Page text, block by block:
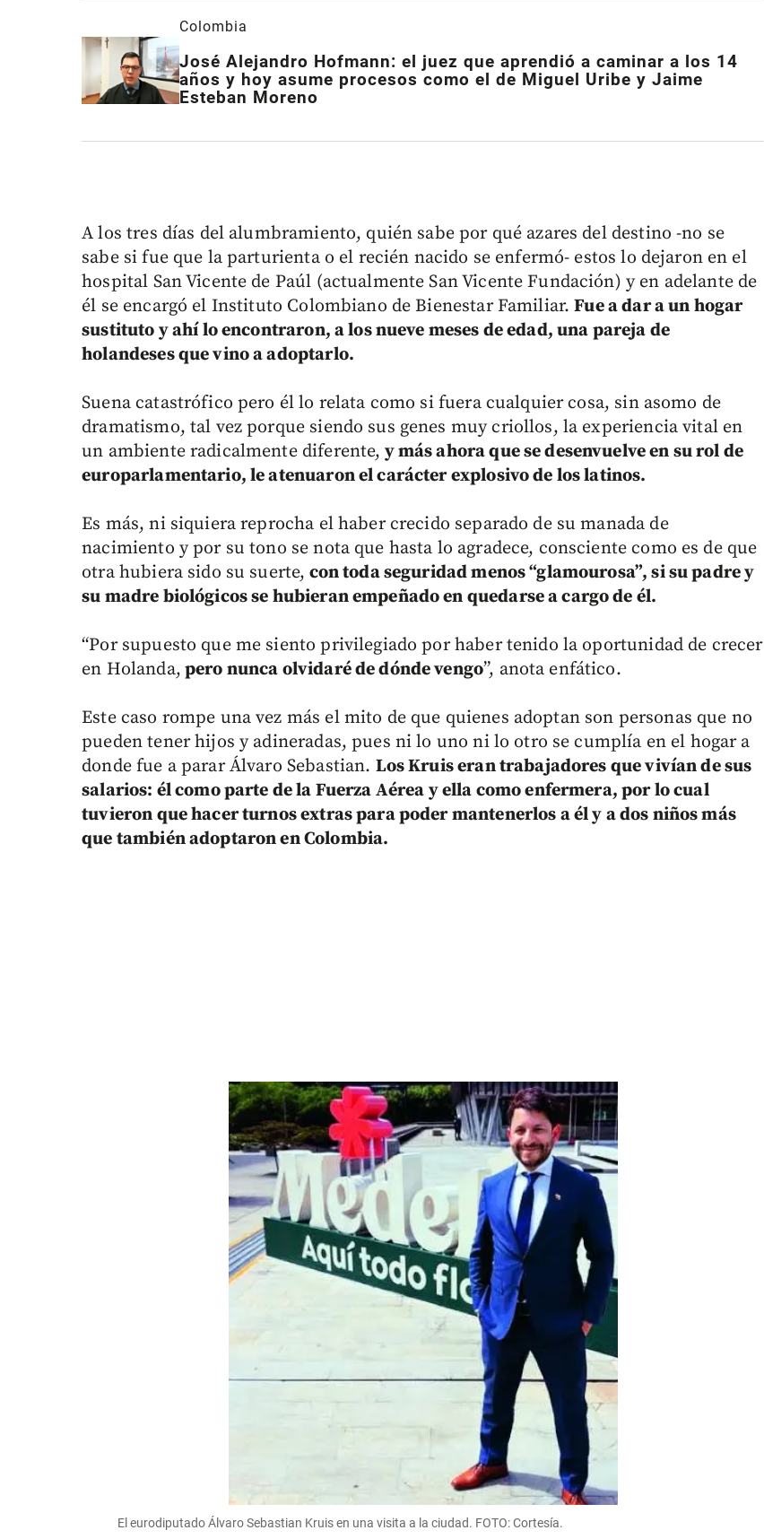
Colombia
José Alejandro Hofmann: el juez que aprendió a caminar a los 14
años y hoy asume procesos como el de Miguel Uribe y Jaime
Esteban Moreno
A los tres días del alumbramiento, quién sabe por qué azares del destino -no se
sabe si fue que la parturienta o el recién nacido se enfermó- estos lo dejaron en el
hospital San Vicente de Paúl (actualmente San Vicente Fundación) y en adelante de
él se encargó el Instituto Colombiano de Bienestar Familiar.Fue a dar a un hogar
sustituto y ahí lo encontraron, a los nueve meses de edad, una pareja de
holandeses que vino a adoptarlo.
Suena catastrófico pero él lo relata como si fuera cualquier cosa, sin asomo de
dramatismo, tal vez porque siendo sus genes muy criollos, la experiencia vital en
un ambiente radicalmente diferente, y más ahora que se desenvuelve en su rol de
europarlamentario, le atenuaron el carácter explosivo de los latinos.
Es más, ni siquiera reprocha el haber crecido separado de su manada de
nacimiento y por su tono se nota que hasta lo agradece, consciente como es de que
otra hubiera sido su suerte, con toda seguridad menos “glamourosa”, si su padre y
su madre biológicos se hubieran empeñado en quedarse a cargo de él.
“Por supuesto que me siento privilegiado por haber tenido la oportunidad de crecer
en Holanda, pero nunca olvidaré de dónde vengo”, anota enfático.
Este caso rompe una vez más el mito de que quienes adoptan son personas que no
pueden tener hijos y adineradas, pues ni lo uno ni lo otro se cumplía en el hogar a
donde fue a parar Álvaro Sebastian. Los Kruis eran trabajadores que vivían de sus
salarios: él como parte de la Fuerza Aérea y ella como enfermera, por lo cual
tuvieron que hacer turnos extras para poder mantenerlos a él y a dos niños más
que también adoptaron en Colombia.
El eurodiputado Álvaro Sebastian Kruis en una visita a la ciudad. FOTO: Cortesía.